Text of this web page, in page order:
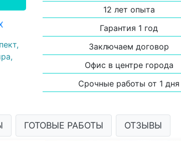
12 лет опыта
Гарантия 1 год
Заключаем договор
Офис в центре города
Срочные работы от 1 дня
ГОТОВЫЕ РАБОТЫ ОТЗЫВЫ